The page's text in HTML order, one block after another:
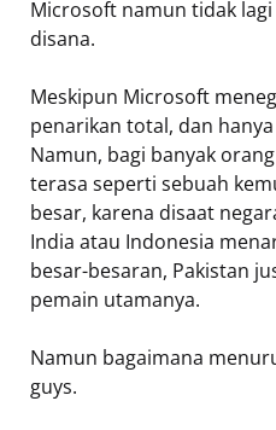
Microsoft namun tidak
disana.
Meskipun Microsoft
penarikan total, dan
Namun, bagi banyak
terasa seperti sebuah
besar, karena disaat
India atau Indonesia
besar-besaran, Pakistan
pemain utamanya.
Namun bagaimana
guys.